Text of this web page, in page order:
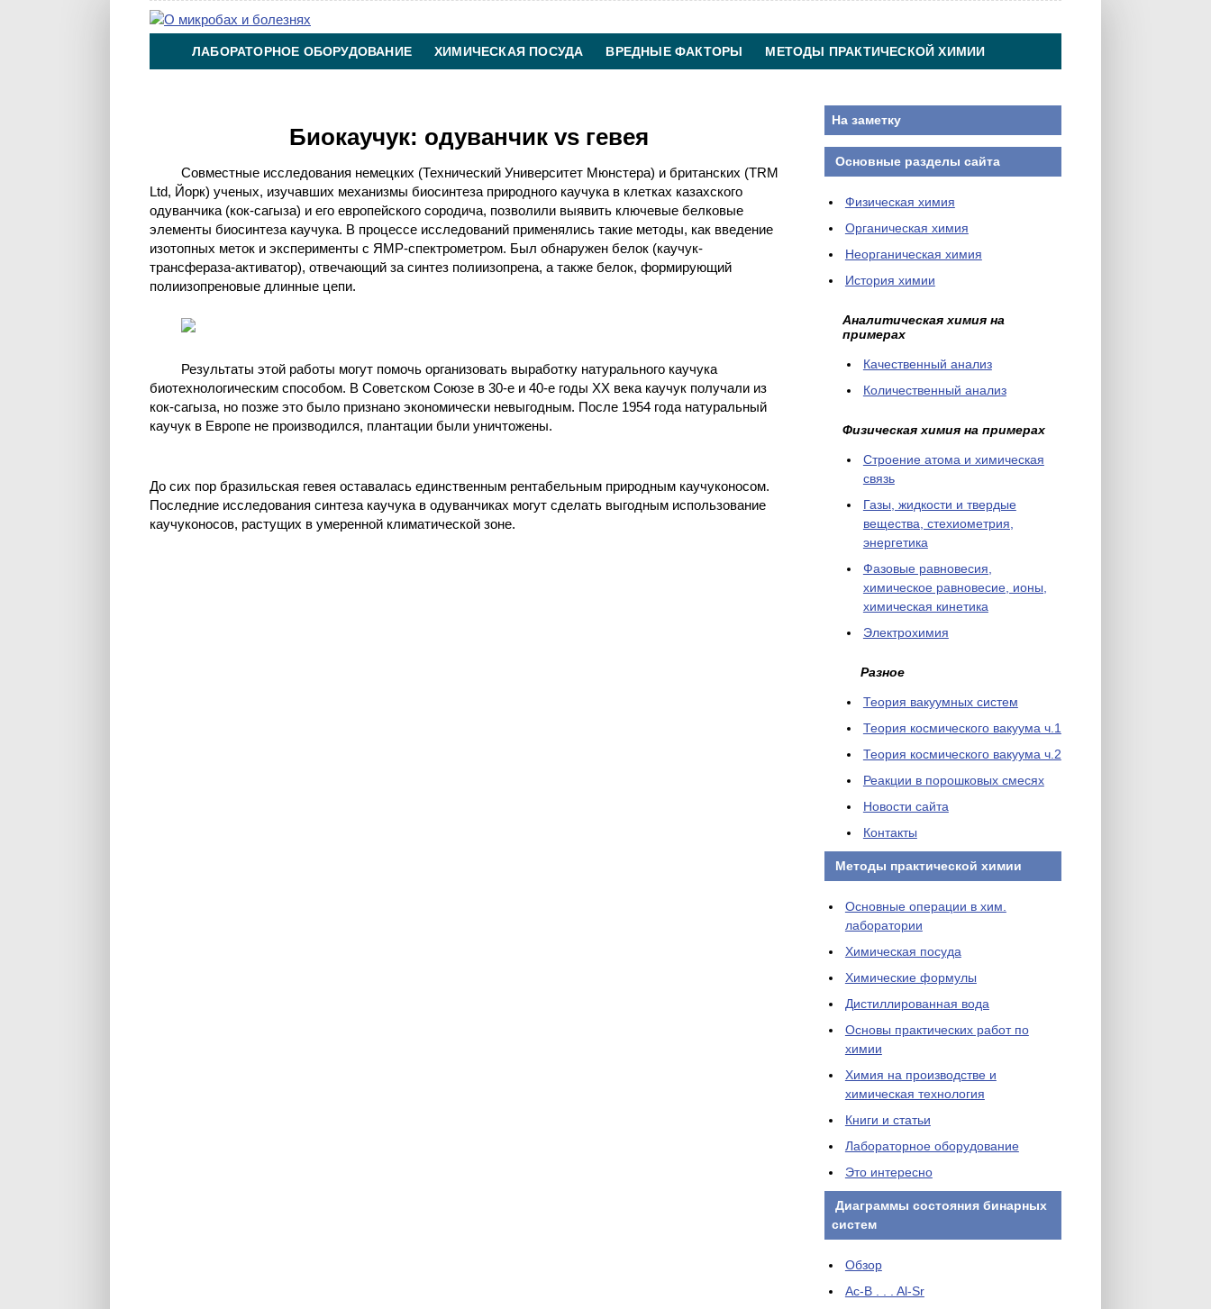
ЛАБОРАТОРНОЕ ОБОРУДОВАНИЕ ХИМИЧЕСКАЯ ПОСУДА ВРЕДНЫЕ ФАКТОРЫ МЕТОДЫ ПРАКТИЧЕСКОЙ ХИМИИ
Биокаучук: одуванчик vs гевея
Совместные исследования немецких (Технический Университет Мюнстера) и британских (TRM
Ltd, Йорк) ученых, изучавших механизмы биосинтеза природного каучука в клетках казахского
одуванчика (кок-сагыза) и его европейского сородича, позволили выявить ключевые белковые
элементы биосинтеза каучука. В процессе исследований применялись такие методы, как введение
изотопных меток и эксперименты с ЯМР-спектрометром. Был обнаружен белок (каучук-
трансфераза-активатор), отвечающий за синтез полиизопрена, а также белок, формирующий
полиизопреновые длинные цепи.
Результаты этой работы могут помочь организовать выработку натурального каучука
биотехнологическим способом. В Советском Союзе в 30-e и 40-e годы ХX века каучук получали из
кок-сагыза, но позже это было признано экономически невыгодным. После 1954 года натуральный
каучук в Европе не производился, плантации были уничтожены.
До сих пор бразильская гевея оставалась единственным рентабельным природным каучуконосом.
Последние исследования синтеза каучука в одуванчиках могут сделать выгодным использование
каучуконосов, растущих в умеренной климатической зоне.
На заметку
Основные разделы сайта
Физическая химия
Органическая химия
Неорганическая химия
История химии
Аналитическая химия на
примерах
Качественный анализ
Количественный анализ
Физическая химия на примерах
Cтроение атома и химическая
связь
Газы, жидкости и твердые
вещества, стехиометрия,
энергетика
Фазовые равновесия,
химическое равновесие, ионы,
химическая кинетика
Электрохимия
Разное
Теория вакуумных систем
Теория космического вакуума ч.1
Теория космического вакуума ч.2
Реакции в порошковых смесях
Новости сайта
Контакты
Методы практической химии
Основные операции в хим.
лаборатории
Химическая посуда
Химические формулы
Дистиллированная вода
Основы практических работ по
химии
Химия на производстве и
химическая технология
Книги и статьи
Лабораторное оборудование
Это интересно
Диаграммы состояния бинарных
систем
Обзор
Ac-B . . . Al-Sr